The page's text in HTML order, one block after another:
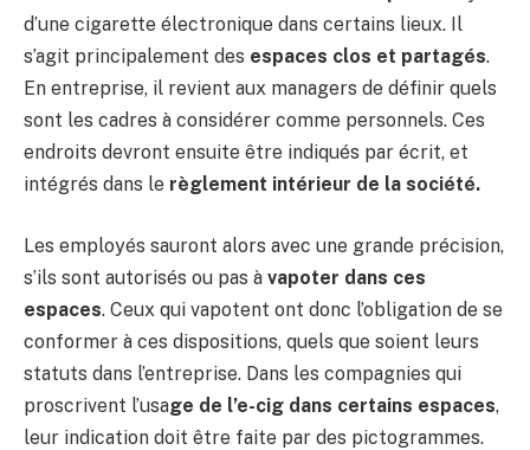
d’une cigarette électronique dans certains lieux. Il
s’agit principalement des espaces clos et partagés.
En entreprise, il revient aux managers de définir quels
sont les cadres à considérer comme personnels. Ces
endroits devront ensuite être indiqués par écrit, et
intégrés dans le règlement intérieur de la société.
Les employés sauront alors avec une grande précision,
s’ils sont autorisés ou pas à vapoter dans ces
espaces. Ceux qui vapotent ont donc l’obligation de se
conformer à ces dispositions, quels que soient leurs
statuts dans l’entreprise. Dans les compagnies qui
proscrivent l’usage de l’e-cig dans certains espaces,
leur indication doit être faite par des pictogrammes.